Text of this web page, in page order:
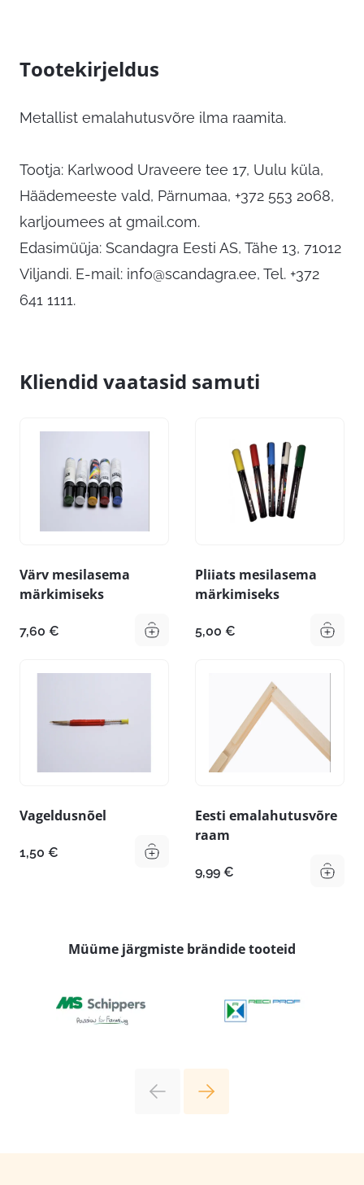
Tootekirjeldus
Metallist emalahutusvõre ilma raamita.
Tootja: Karlwood Uraveere tee 17, Uulu küla,
Häädemeeste vald, Pärnumaa, +372 553 2068,
karljoumees at gmail.com.
Edasimüüja: Scandagra Eesti AS, Tähe 13, 71012
Viljandi. E-mail: info@scandagra.ee, Tel. +372
641 1111.
Kliendid vaatasid samuti
Värv mesilasema
märkimiseks
7,60 €
Pliiats mesilasema
märkimiseks
5,00 €
Vageldusnõel
1,50 €
Eesti emalahutusvõre
raam
9,99 €
Müüme järgmiste brändide tooteid